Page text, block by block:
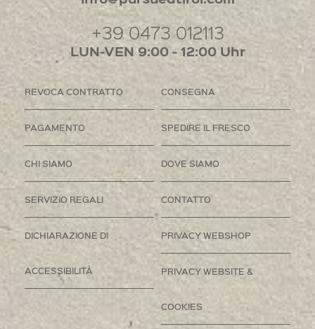
+39 0473 012113
LUN-VEN 9:00 - 12:00 Uhr
REVOCA CONTRATTO CONSEGNA
PAGAMENTO SPEDIRE IL FRESCO
CHI SIAMO DOVE SIAMO
SERVIZIO REGALI CONTATTO
DICHIARAZIONE DI
ACCESSIBILITÀ
PRIVACY WEBSHOP
PRIVACY WEBSITE &
COOKIES